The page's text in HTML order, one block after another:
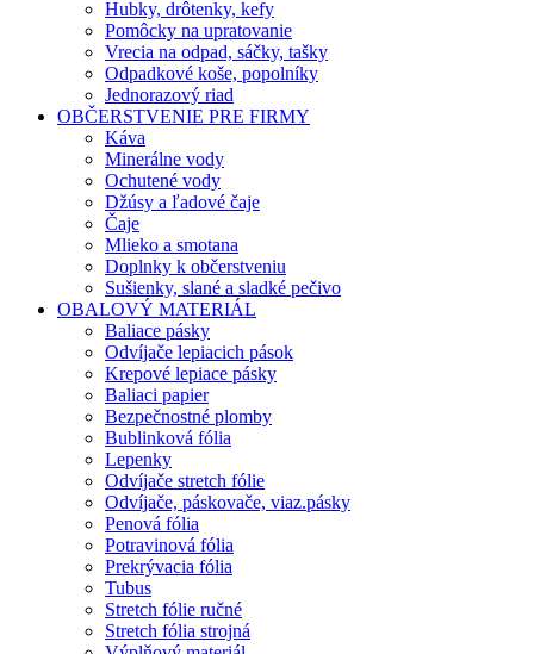
Hubky, drôtenky, kefy
Pomôcky na upratovanie
Vrecia na odpad, sáčky, tašky
Odpadkové koše, popolníky
Jednorazový riad
OBČERSTVENIE PRE FIRMY
Káva
Minerálne vody
Ochutené vody
Džúsy a ľadové čaje
Čaje
Mlieko a smotana
Doplnky k občerstveniu
Sušienky, slané a sladké pečivo
OBALOVÝ MATERIÁL
Baliace pásky
Odvíjače lepiacich pások
Krepové lepiace pásky
Baliaci papier
Bezpečnostné plomby
Bublinková fólia
Lepenky
Odvíjače stretch fólie
Odvíjače, páskovače, viaz.pásky
Penová fólia
Potravinová fólia
Prekrývacia fólia
Tubus
Stretch fólie ručné
Stretch fólia strojná